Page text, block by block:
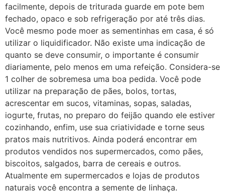
facilmente, depois de triturada guarde em pote bem
fechado, opaco e sob refrigeração por até três dias.
Você mesmo pode moer as sementinhas em casa, é só
utilizar o liquidificador. Não existe uma indicação de
quanto se deve consumir, o importante é consumir
diariamente, pelo menos em uma refeição. Considera-se
1 colher de sobremesa uma boa pedida. Você pode
utilizar na preparação de pães, bolos, tortas,
acrescentar em sucos, vitaminas, sopas, saladas,
iogurte, frutas, no preparo do feijão quando ele estiver
cozinhando, enfim, use sua criatividade e torne seus
pratos mais nutritivos. Ainda poderá encontrar em
produtos vendidos nos supermercados, como pães,
biscoitos, salgados, barra de cereais e outros.
Atualmente em supermercados e lojas de produtos
naturais você encontra a semente de linhaça.